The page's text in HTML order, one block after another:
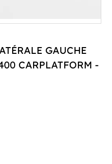
GAUCHE
CARPLATFORM -